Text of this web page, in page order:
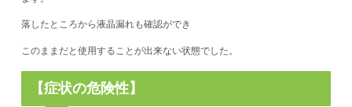
落したところから液晶漏れも確認ができ
このままだと使用することが出来ない状態でした。
【症状の危険性】